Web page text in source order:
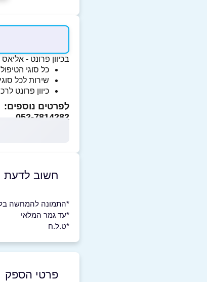
בכיוון פרונט -
כל סוגי
שירות לכל
כיוון פרונט
לפרטים נוספים:
052-7814282
חשוב לדעת
*התמונה להמחשה
*עד גמר המלאי
*ט.ל.ח
פרטי הספק